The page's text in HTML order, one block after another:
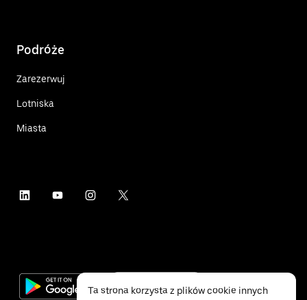
Podróże
Zarezerwuj
Lotniska
Miasta
Ta strona korzysta z plików cookie innych